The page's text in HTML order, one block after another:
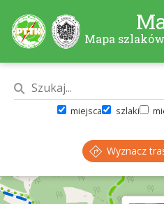
Mapa
miejsca szlaki
Wyznacz